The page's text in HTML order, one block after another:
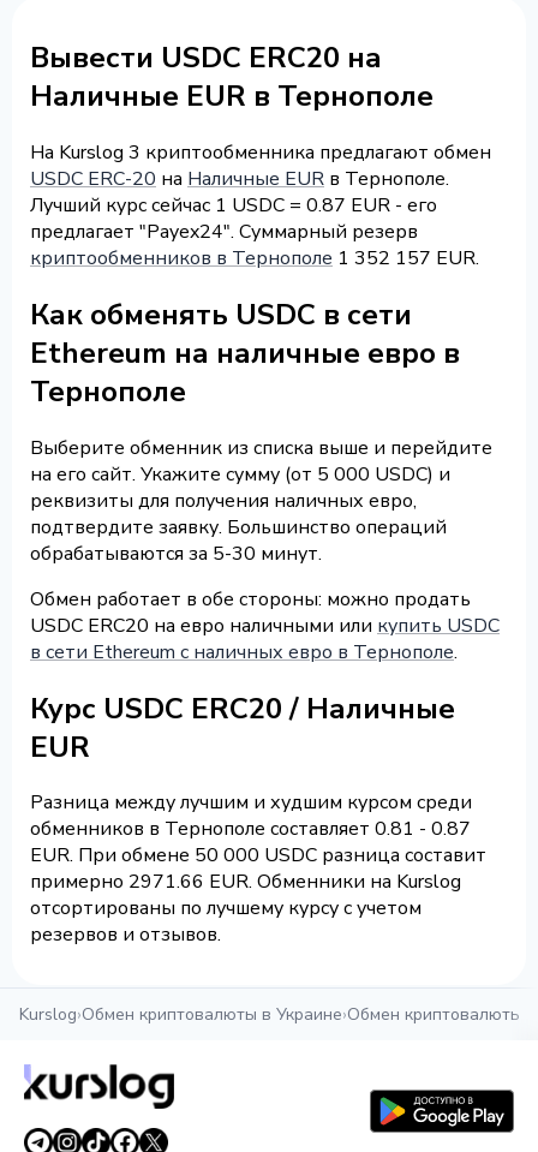
Вывести USDC ERC20 на
Наличные EUR в Тернополе
На Kurslog 3 криптообменника предлагают обмен
USDC ERC-20 на Наличные EUR в Тернополе.
Лучший курс сейчас 1 USDC = 0.87 EUR - его
предлагает "Payex24". Суммарный резерв
криптообменников в Тернополе 1 352 157 EUR.
Как обменять USDC в сети
Ethereum на наличные евро в
Тернополе
Выберите обменник из списка выше и перейдите
на его сайт. Укажите сумму (от 5 000 USDC) и
реквизиты для получения наличных евро,
подтвердите заявку. Большинство операций
обрабатываются за 5-30 минут.
Обмен работает в обе стороны: можно продать
USDC ERC20 на евро наличными или купить USDC
в сети Ethereum с наличных евро в Тернополе.
Курс USDC ERC20 / Наличные
EUR
Разница между лучшим и худшим курсом среди
обменников в Тернополе составляет 0.81 - 0.87
EUR. При обмене 50 000 USDC разница составит
примерно 2971.66 EUR. Обменники на Kurslog
отсортированы по лучшему курсу с учетом
резервов и отзывов.
Kurslog›Обмен криптовалюты в Украине›Обмен криптовалюты